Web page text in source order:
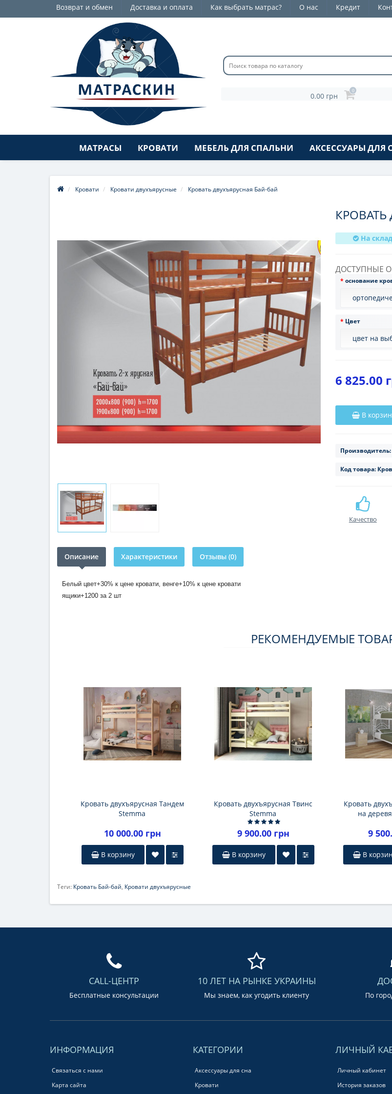
Возврат и обмен Доставка и оплата Как выбрать матрас? О нас Кредит
0.00 грн
0
МАТРАСЫ КРОВАТИ МЕБЕЛЬ ДЛЯ СПАЛЬНИ АКСЕССУАРЫ ДЛЯ
Кровати Кровати двухъярусные Кровать двухъярусная Бай-бай
На
ДОСТУПНЫЕ
основание
Цвет
6 825.00
В
Производитель:
Код товара:
Качество
Описание Характеристики Отзывы (0)
Белый цвет+30% к цене кровати, венге+10% к цене кровати
ящики+1200 за 2 шт
РЕКОМЕНДУЕМЫЕ
Кровать двухъярусная Тандем
Stemma
10 000.00 грн
В корзину
Кровать двухъярусная Твинс
Stemma
9 900.00 грн
В корзину
Кровать
на
9
В
Теги: Кровать Бай-бай, Кровати двухъярусные
CALL-ЦЕНТР
Бесплатные консультации
10 ЛЕТ НА РЫНКЕ УКРАИНЫ
Мы знаем, как угодить клиенту По
ИНФОРМАЦИЯ
Связаться с нами
Карта сайта
КАТЕГОРИИ
Аксессуары для сна
Кровати
ЛИЧНЫЙ
Личный кабинет
История заказов